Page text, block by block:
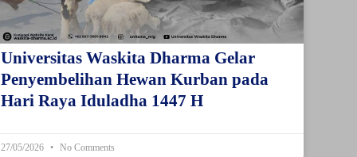
Universitas Waskita Dharma Gelar
Penyembelihan Hewan Kurban pada
Hari Raya Iduladha 1447 H
27/05/2026 No Comments